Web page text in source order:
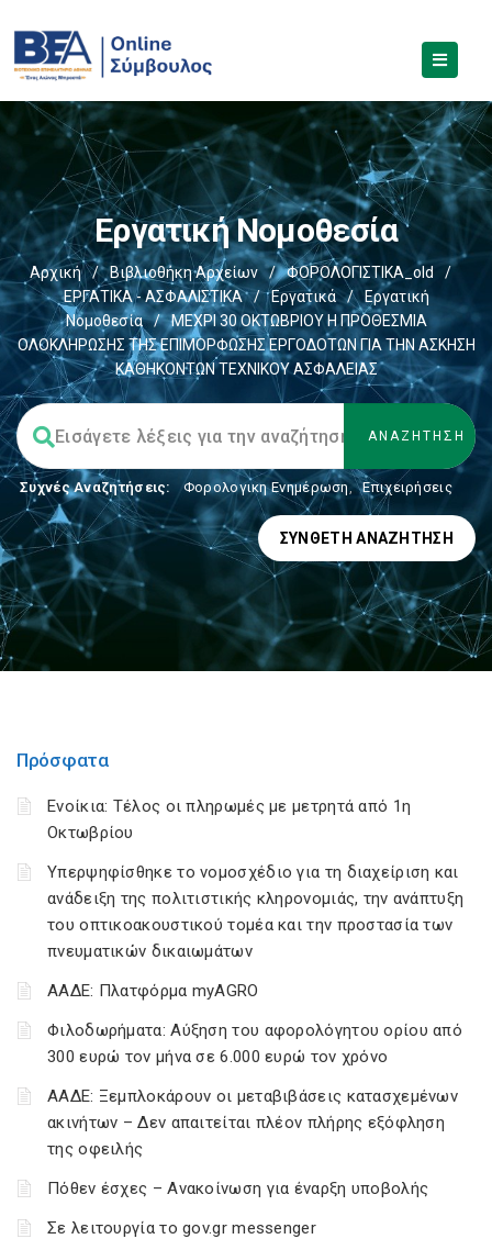
Εργατική Νομοθεσία
Αρχική / Βιβλιοθήκη Αρχείων / ΦΟΡΟΛΟΓΙΣΤΙΚΑ_old
/
ΕΡΓΑΤΙΚΑ - ΑΣΦΑΛΙΣΤΙΚΑ
/ Εργατικά /
Εργατική
Νομοθεσία
/
ΜΕΧΡΙ 30 ΟΚΤΩΒΡΙΟΥ Η ΠΡΟΘΕΣΜΙΑ
ΟΛΟΚΛΗΡΩΣΗΣ ΤΗΣ ΕΠΙΜΟΡΦΩΣΗΣ ΕΡΓΟΔΟΤΩΝ ΓΙΑ ΤΗΝ ΑΣΚΗΣΗ
ΚΑΘΗΚΟΝΤΩΝ ΤΕΧΝΙΚΟΥ ΑΣΦΑΛΕΙΑΣ
Συχνές Αναζητήσεις: Φορολογικη Ενημέρωση, Επιχειρήσεις
ΣΎΝΘΕΤΗ ΑΝΑΖΉΤΗΣΗ
Πρόσφατα
Ενοίκια: Τέλος οι πληρωμές με μετρητά από 1η
Οκτωβρίου
Υπερψηφίσθηκε το νομοσχέδιο για τη διαχείριση και
ανάδειξη της πολιτιστικής κληρονομιάς, την ανάπτυξη
του οπτικοακουστικού τομέα και την προστασία των
πνευματικών δικαιωμάτων
ΑΑΔΕ: Πλατφόρμα myAGRO
Φιλοδωρήματα: Αύξηση του αφορολόγητου ορίου από
300 ευρώ τον μήνα σε 6.000 ευρώ τον χρόνο
ΑΑΔΕ: Ξεμπλοκάρουν οι μεταβιβάσεις κατασχεμένων
ακινήτων – Δεν απαιτείται πλέον πλήρης εξόφληση
της οφειλής
Πόθεν έσχες – Ανακοίνωση για έναρξη υποβολής
Σε λειτουργία το gov.gr messenger